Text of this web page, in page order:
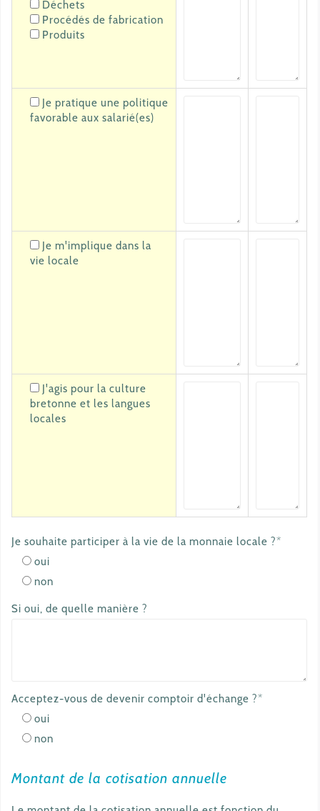
Déchets
Procédés de fabrication
Produits
Je pratique une politique
favorable aux salarié(es)
Je m'implique dans la
vie locale
J'agis pour la culture
bretonne et les langues
locales
Je souhaite participer à la vie de la monnaie locale ?*
oui
non
Si oui, de quelle manière ?
Acceptez-vous de devenir comptoir d'échange ?*
oui
non
Montant de la cotisation annuelle